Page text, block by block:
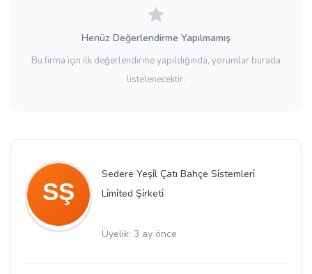
Sedere Yeşi̇l Çatı Bahçe Si̇stemleri̇
Li̇mi̇ted Şi̇rketi̇
Üyelik: 3 ay önce
Henüz Değerlendirme Yapılmamış
Bu firma için ilk değerlendirme yapıldığında, yorumlar burada
listelenecektir.